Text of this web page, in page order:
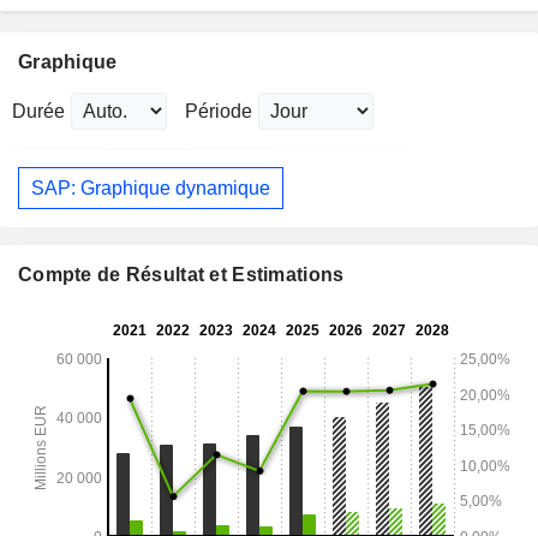
Graphique
Durée Période
SAP: Graphique dynamique
Compte de Résultat et Estimations